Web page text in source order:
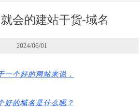
会的建站干货-域名
2024/06/01
一个好的网站来说，
好的域名是什么呢？